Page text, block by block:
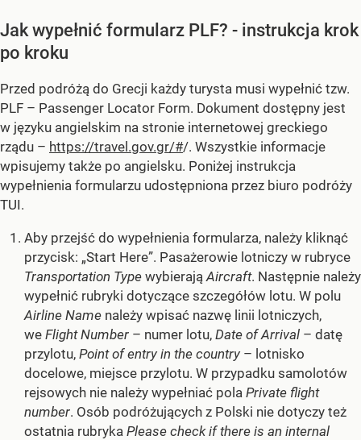
Jak wypełnić formularz PLF? - instrukcja krok
po kroku
Przed podróżą do Grecji każdy turysta musi wypełnić tzw.
PLF – Passenger Locator Form. Dokument dostępny jest
w języku angielskim na stronie internetowej greckiego
rządu – https://travel.gov.gr/#/. Wszystkie informacje
wpisujemy także po angielsku. Poniżej instrukcja
wypełnienia formularzu udostępniona przez biuro podróży
TUI.
Aby przejść do wypełnienia formularza, należy kliknąć
przycisk: „Start Here”. Pasażerowie lotniczy w rubryce
Transportation Type wybierają Aircraft. Następnie należy
wypełnić rubryki dotyczące szczegółów lotu. W polu
Airline Name należy wpisać nazwę linii lotniczych,
we Flight Number – numer lotu, Date of Arrival – datę
przylotu, Point of entry in the country – lotnisko
docelowe, miejsce przylotu. W przypadku samolotów
rejsowych nie należy wypełniać pola Private flight
number. Osób podróżujących z Polski nie dotyczy też
ostatnia rubryka Please check if there is an internal